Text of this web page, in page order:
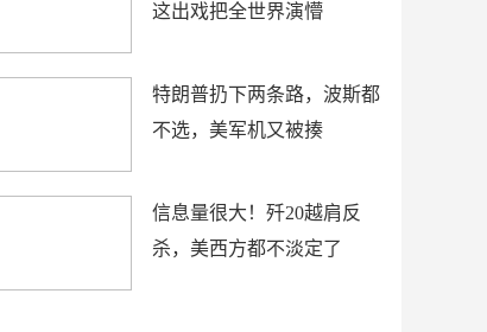
这出戏把全世界演懵
特朗普扔下两条路，波斯都
不选，美军机又被揍
信息量很大！歼20越肩反
杀，美西方都不淡定了